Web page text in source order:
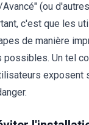
(ou
c'est que les
de manière
possibles. Un tel
exposent